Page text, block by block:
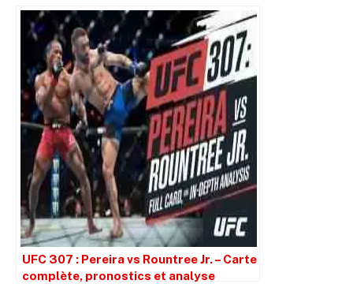
affrontements contre KSI et Tony
Ferguson
UFC 307 : Pereira vs Rountree Jr. – Carte
complète, pronostics et analyse